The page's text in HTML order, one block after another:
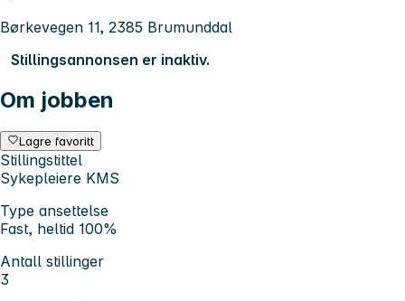
Børkevegen 11, 2385 Brumunddal
Stillingsannonsen er inaktiv.
Om jobben
Lagre favoritt
Stillingstittel
Sykepleiere KMS
Type ansettelse
Fast, heltid 100%
Antall stillinger
3